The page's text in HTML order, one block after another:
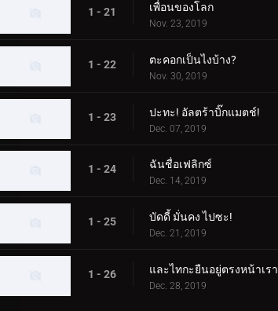
1 - 21 เพื่อนของโลก
Nov. 23, 2019
1 - 22 ตะคอกเป็นไงบ้าง?
Nov. 30, 2019
1 - 23 ปะทะ! อัลตร้าบิ๊กแมตช์!
Dec. 07, 2019
1 - 24 ฉันชื่อเฟลิกซ์
Dec. 14, 2019
1 - 25 บัดดี้ มั่นคง ไปซะ!
Dec. 21, 2019
1 - 26 และไทกะยืนอยู่ตรงหน้าเรา
Dec. 28, 2019